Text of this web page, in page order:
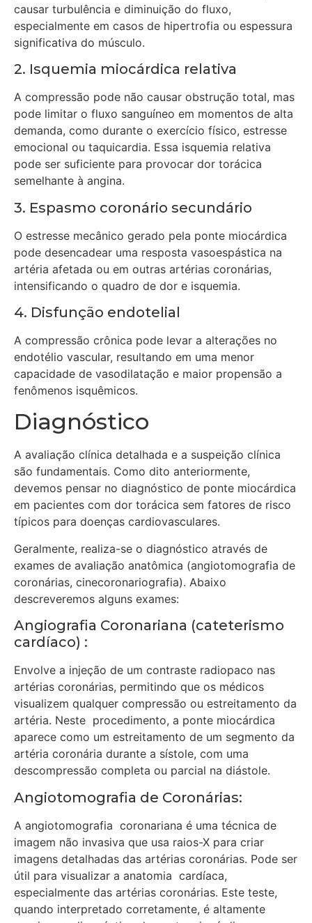
causar turbulência e diminuição do fluxo,
especialmente em casos de hipertrofia ou espessura
significativa do músculo.
2. Isquemia miocárdica relativa
A compressão pode não causar obstrução total, mas
pode limitar o fluxo sanguíneo em momentos de alta
demanda, como durante o exercício físico, estresse
emocional ou taquicardia. Essa isquemia relativa
pode ser suficiente para provocar dor torácica
semelhante à angina.
3. Espasmo coronário secundário
O estresse mecânico gerado pela ponte miocárdica
pode desencadear uma resposta vasoespástica na
artéria afetada ou em outras artérias coronárias,
intensificando o quadro de dor e isquemia.
4. Disfunção endotelial
A compressão crônica pode levar a alterações no
endotélio vascular, resultando em uma menor
capacidade de vasodilatação e maior propensão a
fenômenos isquêmicos.
Diagnóstico
A avaliação clínica detalhada e a suspeição clínica
são fundamentais. Como dito anteriormente,
devemos pensar no diagnóstico de ponte miocárdica
em pacientes com dor torácica sem fatores de risco
típicos para doenças cardiovasculares.
Geralmente, realiza-se o diagnóstico através de
exames de avaliação anatômica (angiotomografia de
coronárias, cinecoronariografia). Abaixo
descreveremos alguns exames:
Angiografia Coronariana (cateterismo
cardíaco) :
Envolve a injeção de um contraste radiopaco nas
artérias coronárias, permitindo que os médicos
visualizem qualquer compressão ou estreitamento da
artéria. Neste procedimento, a ponte miocárdica
aparece como um estreitamento de um segmento da
artéria coronária durante a sístole, com uma
descompressão completa ou parcial na diástole.
Angiotomografia de Coronárias:
A angiotomografia coronariana é uma técnica de
imagem não invasiva que usa raios-X para criar
imagens detalhadas das artérias coronárias. Pode ser
útil para visualizar a anatomia cardíaca,
especialmente das artérias coronárias. Este teste,
quando interpretado corretamente, é altamente